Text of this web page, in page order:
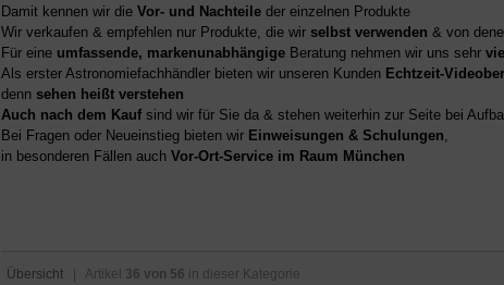
Damit kennen wir die Vor- und Nachteile der einzelnen Produkte
Wir verkaufen & empfehlen nur Produkte, die wir selbst verwenden & von
Für eine umfassende, markenunabhängige Beratung nehmen wir uns sehr
Als erster Astronomiefachhändler bieten wir unseren Kunden Echtzeit-
denn sehen heißt verstehen
Auch nach dem Kaufsind wir für Sie da & stehen weiterhin zur Seite bei
Bei Fragen oder Neueinstieg bieten wir Einweisungen & Schulungen,
in besonderen Fällen auch Vor-Ort-Service im Raum München
Übersicht | Artikel 36 von 56 in dieser Kategorie